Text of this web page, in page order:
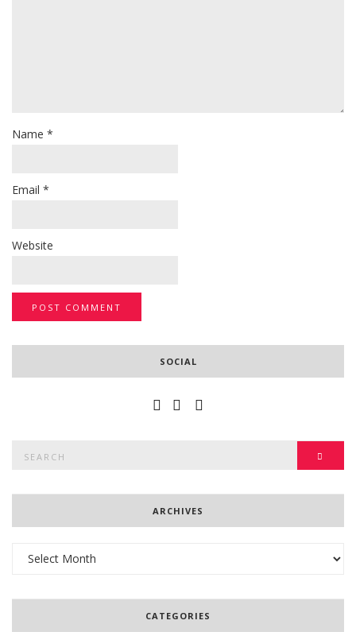
Name *
Email *
Website
SOCIAL
for:
ARCHIVES
CATEGORIES